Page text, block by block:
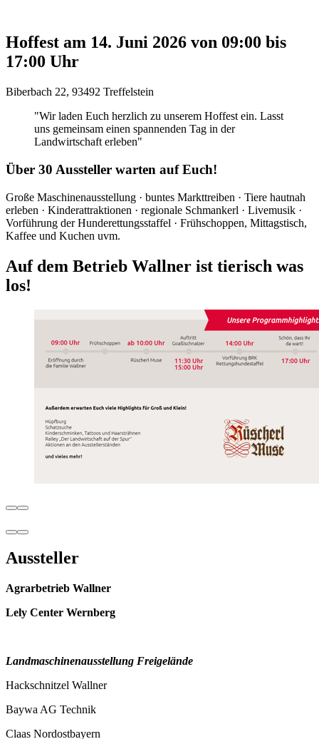
Hoffest am 14. Juni 2026 von 09:00 bis
17:00 Uhr
Biberbach 22, 93492 Treffelstein
Wir laden Euch herzlich zu unserem Hoffest ein. Lasst
uns gemeinsam einen spannenden Tag in der
Landwirtschaft erleben
Über 30 Aussteller warten auf Euch!
Große Maschinenausstellung · buntes Markttreiben · Tiere hautnah
erleben · Kinderattraktionen · regionale Schmankerl · Livemusik ·
Vorführung der Hunderettungsstaffel · Frühschoppen, Mittagstisch,
Kaffee und Kuchen uvm.
Auf dem Betrieb Wallner ist tierisch was
los!
Aussteller
Agrarbetrieb Wallner
Lely Center Wernberg
Landmaschinenausstellung Freigelände
Hackschnitzel Wallner
Baywa AG Technik
Claas Nordostbayern